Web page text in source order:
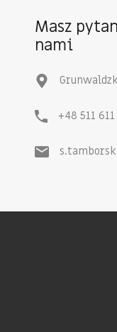
Masz
nami
+48 511